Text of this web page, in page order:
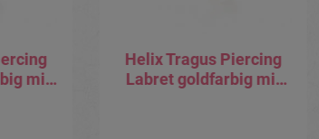
mit
Helix Tragus Piercing
Labret goldfarbig mit